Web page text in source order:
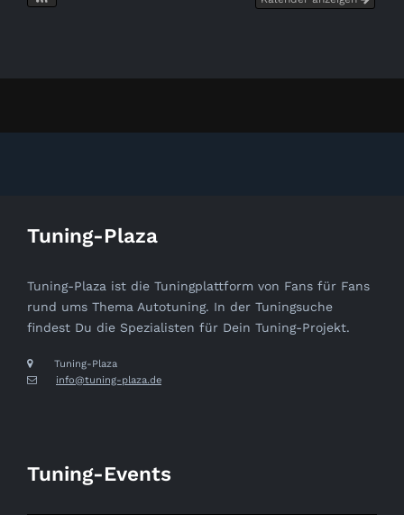
Tuning-Plaza
Tuning-Plaza ist die Tuningplattform von Fans für Fans
rund ums Thema Autotuning. In der Tuningsuche
findest Du die Spezialisten für Dein Tuning-Projekt.
Tuning-Plaza
info@tuning-plaza.de
Tuning-Events